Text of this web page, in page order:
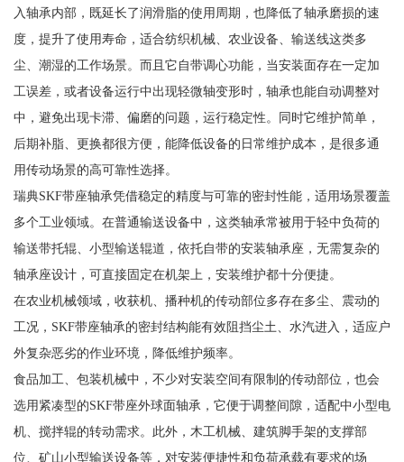
入轴承内部，既延长了润滑脂的使用周期，也降低了轴承磨损的速
度，提升了使用寿命，适合纺织机械、农业设备、输送线这类多
尘、潮湿的工作场景。而且它自带调心功能，当安装面存在一定加
工误差，或者设备运行中出现轻微轴变形时，轴承也能自动调整对
中，避免出现卡滞、偏磨的问题，运行稳定性。同时它维护简单，
后期补脂、更换都很方便，能降低设备的日常维护成本，是很多通
用传动场景的高可靠性选择。
瑞典SKF带座轴承凭借稳定的精度与可靠的密封性能，适用场景覆盖
多个工业领域。在普通输送设备中，这类轴承常被用于轻中负荷的
输送带托辊、小型输送辊道，依托自带的安装轴承座，无需复杂的
轴承座设计，可直接固定在机架上，安装维护都十分便捷。
在农业机械领域，收获机、播种机的传动部位多存在多尘、震动的
工况，SKF带座轴承的密封结构能有效阻挡尘土、水汽进入，适应户
外复杂恶劣的作业环境，降低维护频率。
食品加工、包装机械中，不少对安装空间有限制的传动部位，也会
选用紧凑型的SKF带座外球面轴承，它便于调整间隙，适配中小型电
机、搅拌辊的转动需求。此外，木工机械、建筑脚手架的支撑部
位、矿山小型输送设备等，对安装便捷性和负荷承载有要求的场